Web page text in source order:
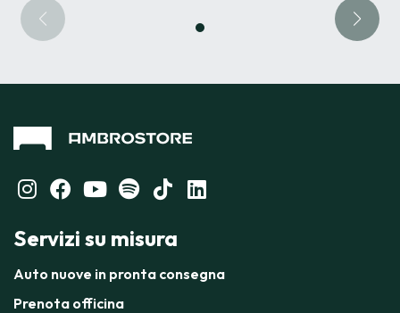
Servizi su misura
Auto nuove in pronta consegna
Prenota officina